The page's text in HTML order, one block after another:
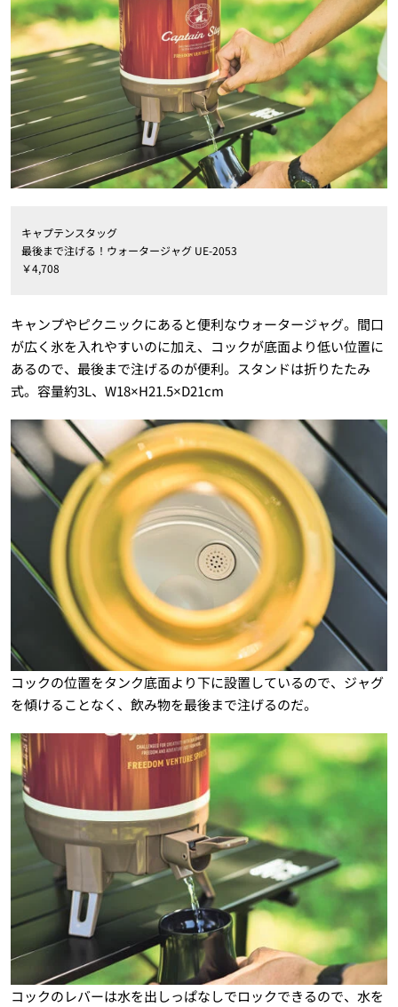
キャプテンスタッグ
最後まで注げる！ウォータージャグ UE-2053
￥4,708
キャンプやピクニックにあると便利なウォータージャグ。間口
が広く氷を入れやすいのに加え、コックが底面より低い位置に
あるので、最後まで注げるのが便利。スタンドは折りたたみ
式。容量約3L、W18×H21.5×D21cm
コックの位置をタンク底面より下に設置しているので、ジャグ
を傾けることなく、飲み物を最後まで注げるのだ。
コックのレバーは水を出しっぱなしでロックできるので、水を